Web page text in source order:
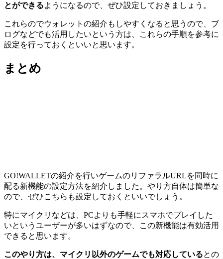
とができるようになるので、ぜひ設定しておきましょう。
これらのでウォレットの紹介もしやすくなると思うので、ブ
ログなどでも活用したいという方は、これらの手順を参考に
設定を行っておくといいと思います。
まとめ
GO!WALLETの紹介を行いゲームのリファラルURLを同時に
配る新機能の設定方法を紹介しました。やり方自体は簡単な
ので、ぜひこちらも設定しておくといいでしょう。
特にマイクリなどは、PCよりも手軽にスマホでプレイした
いというユーザーが多いはずなので、この新機能は有効活用
できると思います。
このやり方は、マイクリ以外のゲームでも対応しているとの